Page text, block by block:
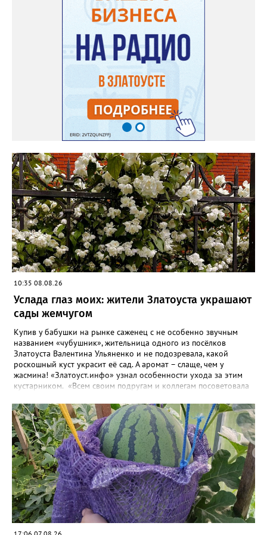
(9-процентного), пачка острого кетчупа типа «Чили». Всё
соединяем, даём прокипеть 5 минут и столько же – остыть.
Этого рассола хватает на 4 литровые банки. Огурцы заливаем
рассолом и ставим стерилизоваться в кастрюлю с горячей
водой (60 градусов). Стерилизуем 10-15 минут со времени
закипания воды в кастрюле. Вытаскиваем, закручиваем крышки
и переворачиваем, но не укутываем. «Вот и всё, делайте! –
советует землячкам опытная хозяюшка. - Огурцы получаются –
ум отъешь!». Обсуждение новости здесь
ВКОНТАКТЕ https://vk.com/newszlatoust74
10:35 08.08.26
Услада глаз моих: жители Златоуста украшают
сады жемчугом
Купив у бабушки на рынке саженец с не особенно звучным
названием «чубушник», жительница одного из посёлков
Златоуста Валентина Ульяненко и не подозревала, какой
роскошный куст украсит её сад. А аромат – слаще, чем у
жасмина! «Златоуст.инфо» узнал особенности ухода за этим
кустарником. «Всем своим подругам и коллегам посоветовала
городе всё больше, - рассказала нашему порталу Валентина. – У
меня растёт, на мой взгляд, самый красивый сорт – «Жемчуг».
Моему кусту (на фото) четыре года, достаточно компактный.
Махровые цветки - диаметром шесть сантиметров. Цветёт в
июле не менее трёх недель. Oчень ароматный, что редко
встречается у сортовых особeй. Не бойтесь подстригать - он
это любит. Если не знаете, чем украсить свой сад, сажайте
чубушник, не пожалеете!». «Жемчужные» цветы Валентина
сушит и зимой добавляет в чай. Следующей весной планирует
приобрести в питомнике ещё один сорт чубушника – «Зоя
Космодемьянская». Выбрала его по фото: понравилось, что
полураскрытые бутончики «Зои» похожи на круглые пуговки.